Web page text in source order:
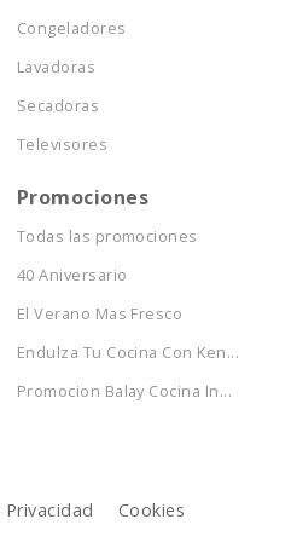
Congeladores
Lavadoras
Secadoras
Televisores
Promociones
Todas las promociones
40 Aniversario
El Verano Mas Fresco
Endulza Tu Cocina Con Ken...
Promocion Balay Cocina In...
Cookies